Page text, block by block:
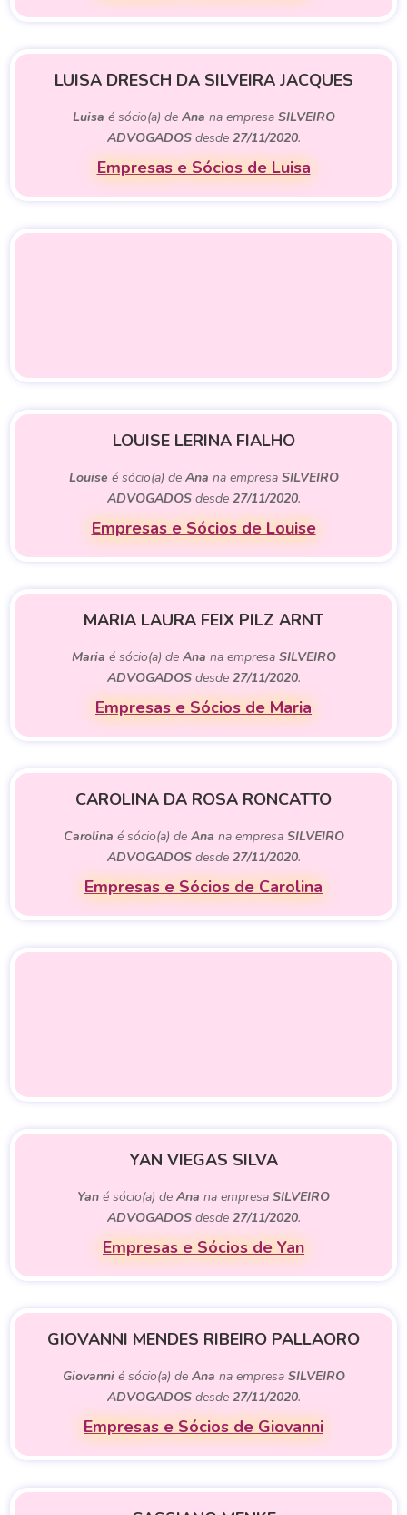
LUISA DRESCH DA SILVEIRA JACQUES
Luisa é sócio(a) de Ana na empresa SILVEIRO
ADVOGADOSdesde 27/11/2020.
Empresas e Sócios de Luisa
LOUISE LERINA FIALHO
Louise é sócio(a) de Ana na empresa SILVEIRO
ADVOGADOSdesde 27/11/2020.
Empresas e Sócios de Louise
MARIA LAURA FEIX PILZ ARNT
Maria é sócio(a) de Ana na empresa SILVEIRO
ADVOGADOSdesde 27/11/2020.
Empresas e Sócios de Maria
CAROLINA DA ROSA RONCATTO
Carolina é sócio(a) de Ana na empresa SILVEIRO
ADVOGADOSdesde 27/11/2020.
Empresas e Sócios de Carolina
YAN VIEGAS SILVA
Yan é sócio(a) de Ana na empresa SILVEIRO
ADVOGADOSdesde 27/11/2020.
Empresas e Sócios de Yan
GIOVANNI MENDES RIBEIRO PALLAORO
Giovannié sócio(a) de Ana na empresa SILVEIRO
ADVOGADOSdesde 27/11/2020.
Empresas e Sócios de Giovanni